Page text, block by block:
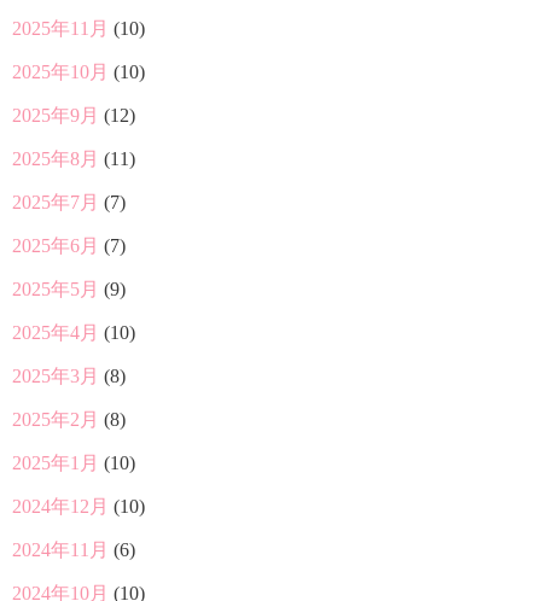
2025年11月 (10)
2025年10月 (10)
2025年9月 (12)
2025年8月 (11)
2025年7月 (7)
2025年6月 (7)
2025年5月 (9)
2025年4月 (10)
2025年3月 (8)
2025年2月 (8)
2025年1月 (10)
2024年12月 (10)
2024年11月 (6)
2024年10月 (10)